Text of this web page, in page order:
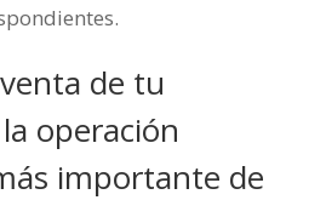
de tu
operación
importante de